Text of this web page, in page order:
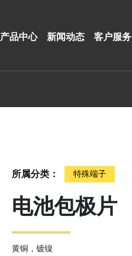
产品中心 新闻动态 客户服务
所属分类： 特殊端子
电池包极片
黄铜，镀镍